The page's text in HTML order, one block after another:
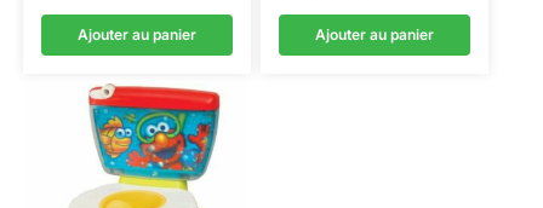
Ajouter au panier Ajouter au panier